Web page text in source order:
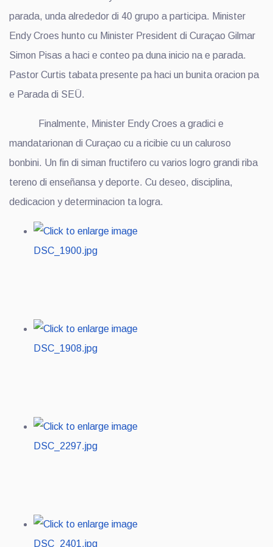
parada, unda alrededor di 40 grupo a participa. Minister
Endy Croes hunto cu Minister President di Curaçao Gilmar
Simon Pisas a haci e conteo pa duna inicio na e parada.
Pastor Curtis tabata presente pa haci un bunita oracion pa
e Parada di SEÜ.
Finalmente, Minister Endy Croes a gradici e
mandatarionan di Curaçao cu a ricibie cu un caluroso
bonbini. Un fin di siman fructifero cu varios logro grandi riba
tereno di enseñansa y deporte. Cu deseo, disciplina,
dedicacion y determinacion ta logra.